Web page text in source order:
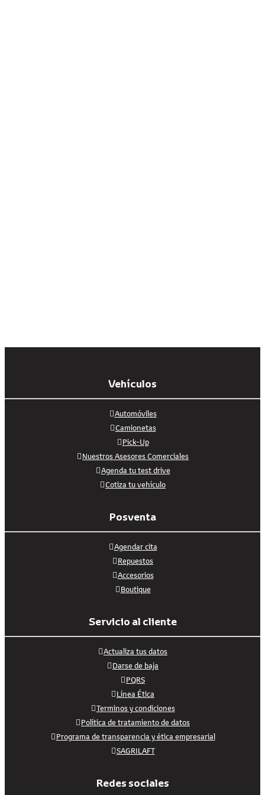
Vehículos
Automóviles
Camionetas
Pick-Up
Nuestros Asesores Comerciales
Agenda tu test drive
Cotiza tu vehículo
Posventa
Agendar cita
Repuestos
Accesorios
Boutique
Servicio al cliente
Actualiza tus datos
Darse de baja
PQRS
Línea Ética
Terminos y condiciones
Política de tratamiento de datos
Programa de transparencia y ética empresarial
SAGRILAFT
Redes sociales